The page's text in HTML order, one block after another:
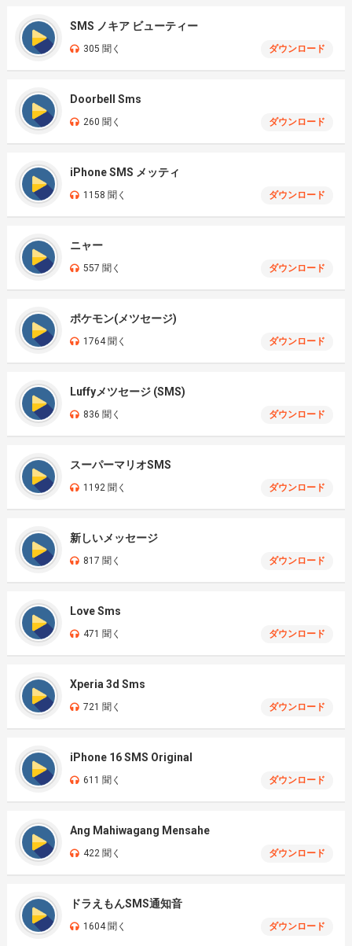
SMS ノキア ビューティー
305 聞く ダウンロード
Doorbell Sms
260 聞く ダウンロード
iPhone SMS メッティ
1158 聞く ダウンロード
ニャー
557 聞く ダウンロード
ポケモン(メツセージ)
1764 聞く ダウンロード
Luffyメツセージ (SMS)
836 聞く ダウンロード
スーパーマリオSMS
1192 聞く ダウンロード
新しいメッセージ
817 聞く ダウンロード
Love Sms
471 聞く ダウンロード
Xperia 3d Sms
721 聞く ダウンロード
iPhone 16 SMS Original
611 聞く ダウンロード
Ang Mahiwagang Mensahe
422 聞く ダウンロード
ドラえもんSMS通知音
1604 聞く ダウンロード